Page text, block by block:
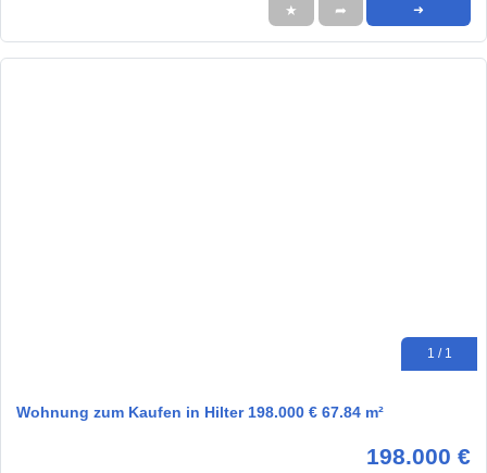
★ ➦ ➜
1 / 1
Wohnung zum Kaufen in Hilter 198.000 € 67.84 m²
198.000 €